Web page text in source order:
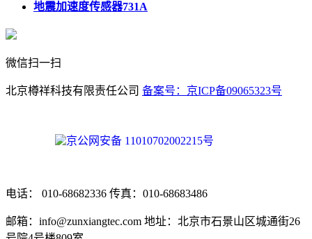
地震加速度传感器731A
微信扫一扫
北京樽祥科技有限责任公司 备案号：京ICP备09065323号
京公网安备 11010702002215号
电话： 010-68682336 传真：010-68683486
邮箱：info@zunxiangtec.com 地址：北京市石景山区城通街26